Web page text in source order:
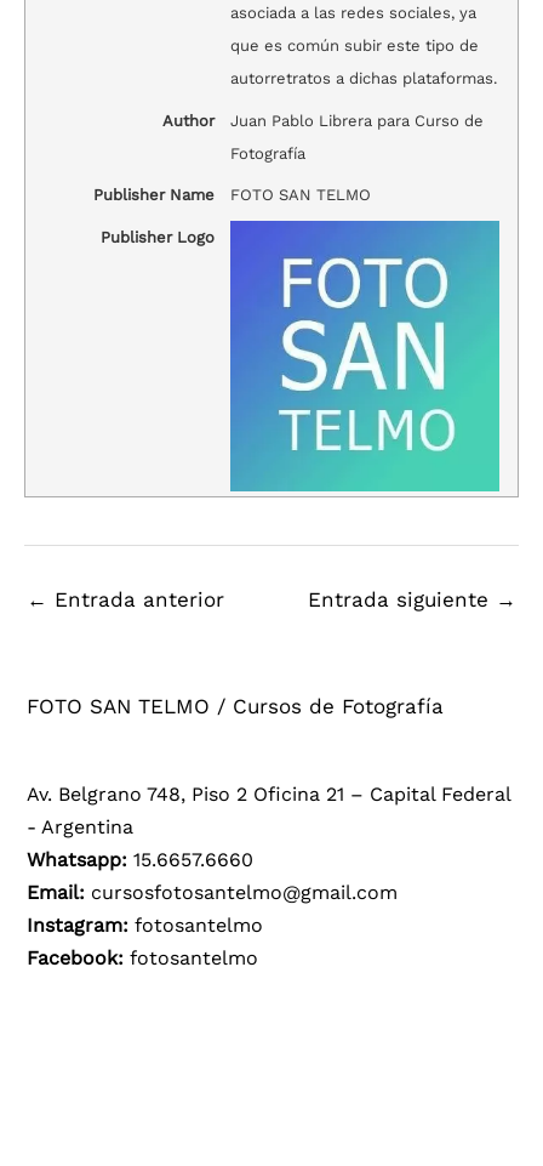
asociada a las redes sociales, ya
que es común subir este tipo de
autorretratos a dichas plataformas.
Author
Juan Pablo Librera para Curso de
Fotografía
Publisher Name FOTO SAN TELMO
Publisher Logo
← Entrada anterior Entrada siguiente →
FOTO SAN TELMO / Cursos de Fotografía
Av. Belgrano 748, Piso 2 Oficina 21 – Capital Federal
- Argentina
Whatsapp:15.6657.6660
Email: cursosfotosantelmo@gmail.com
Instagram: fotosantelmo
Facebook: fotosantelmo